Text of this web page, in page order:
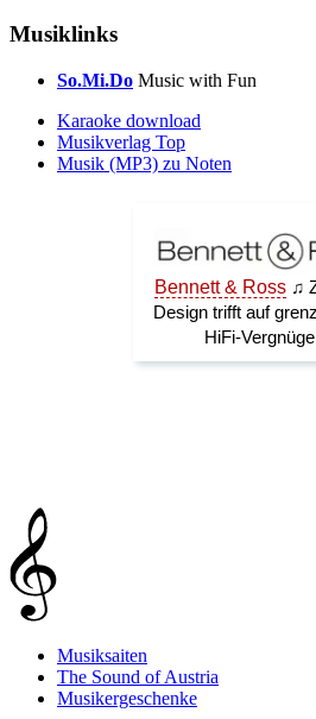
Musiklinks
So.Mi.Do Music with Fun
Karaoke download
Musikverlag Top
Musik (MP3) zu Noten
Musiksaiten
The Sound of Austria
Musikergeschenke